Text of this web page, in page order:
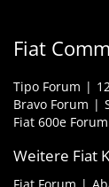
Fiat
Tipo Forum
Bravo Forum
Fiat 600e Forum
Weitere Fiat